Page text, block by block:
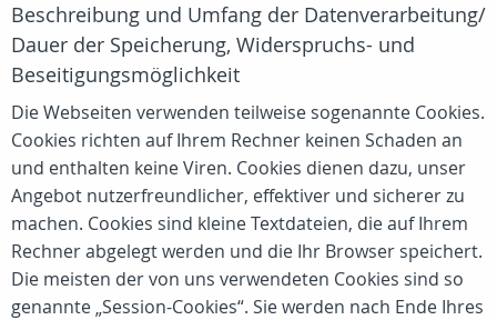
Beschreibung und Umfang der Datenverarbeitung/
Dauer der Speicherung, Widerspruchs- und
Beseitigungsmöglichkeit
Die Webseiten verwenden teilweise sogenannte Cookies.
Cookies richten auf Ihrem Rechner keinen Schaden an
und enthalten keine Viren. Cookies dienen dazu, unser
Angebot nutzerfreundlicher, effektiver und sicherer zu
machen. Cookies sind kleine Textdateien, die auf Ihrem
Rechner abgelegt werden und die Ihr Browser speichert.
Die meisten der von uns verwendeten Cookies sind so
genannte „Session-Cookies“. Sie werden nach Ende Ihres